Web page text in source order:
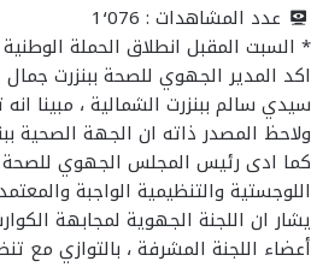
عدد المشاهدات : 1٬076
* السبت المقبل انطلاق الحملة الوطنية
اكد المدير الجهوي للصحة ببنزرت
سيدي سالم ببنزرت الشمالية ، مبينا
ولاحظ المصدر ذاته ان الجهة الصحية ببنزرت
كما ادى رئيس المجلس الجهوي للصحة
اللوجستية والتنظيمية الواجبة
يشار ان اللجنة الجهوية لمجابهة
أعضاء اللجنة المشرفة ، بالتوازي مع